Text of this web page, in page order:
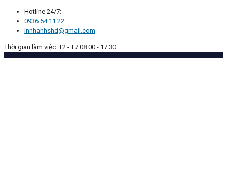
Hotline 24/7:
0936 54 11 22
innhanhshd@gmail.com
Thời gian làm việc: T2 - T7 08:00 - 17:30